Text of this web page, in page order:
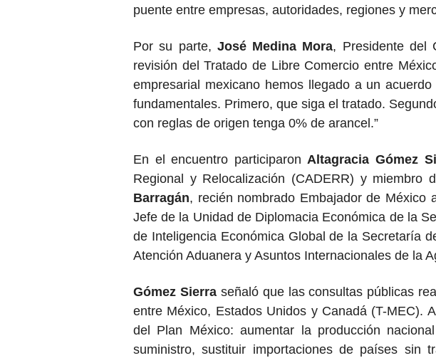
puente entre empresas, autoridades, regiones y
Por su parte, José Medina Mora, Presidente del
revisión del Tratado de Libre Comercio entre
empresarial mexicano hemos llegado a un
fundamentales. Primero, que siga el tratado.
con reglas de origen tenga 0% de arancel.”
En el encuentro participaronAltagracia Gómez
Regional y Relocalización (CADERR) y miembro
Barragán, recién nombrado Embajador de México
Jefe de la Unidad de Diplomacia Económica de la
de Inteligencia Económica Global de la Secretaría
Atención Aduanera y Asuntos Internacionales de la
Gómez Sierraseñaló que las consultas públicas
entre México, Estados Unidos y Canadá (T-MEC).
del Plan México: aumentar la producción
suministro, sustituir importaciones de países sin